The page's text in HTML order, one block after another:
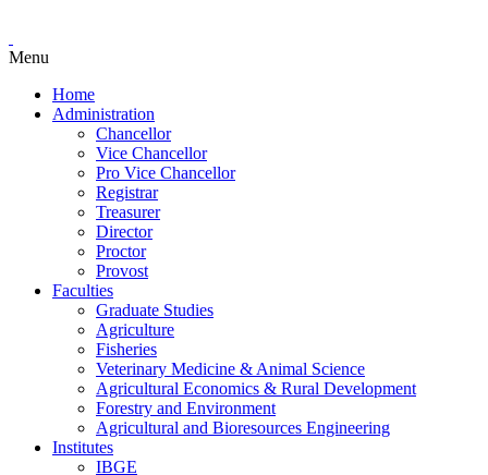
Menu
Home
Administration
Chancellor
Vice Chancellor
Pro Vice Chancellor
Registrar
Treasurer
Director
Proctor
Provost
Faculties
Graduate Studies
Agriculture
Fisheries
Veterinary Medicine & Animal Science
Agricultural Economics & Rural Development
Forestry and Environment
Agricultural and Bioresources Engineering
Institutes
IBGE